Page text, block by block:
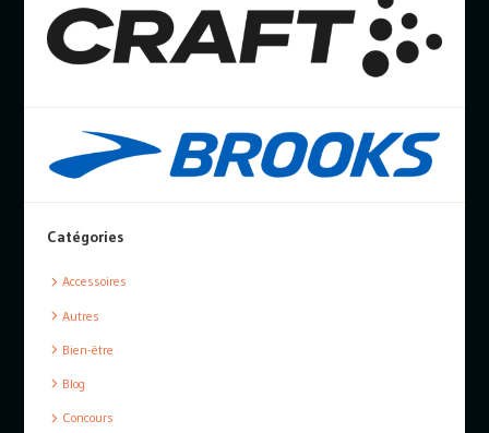
Catégories
Accessoires
Autres
Bien-être
Blog
Concours